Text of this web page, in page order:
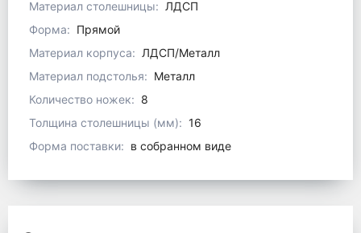
Материал столешницы: ЛДСП
Форма: Прямой
Материал корпуса: ЛДСП/Металл
Материал подстолья: Металл
Количество ножек: 8
Толщина столешницы (мм): 16
Форма поставки: в собранном виде